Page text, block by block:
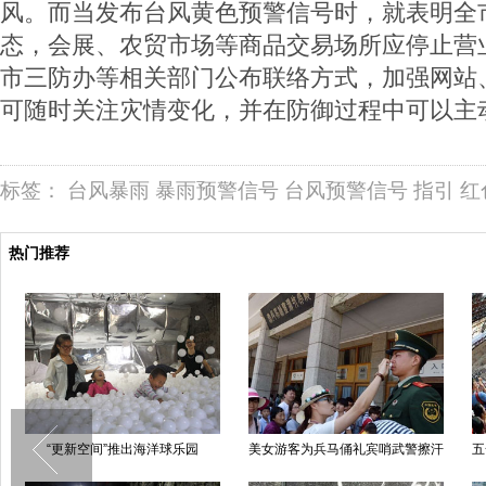
风。而当发布台风黄色预警信号时，就表明
态，会展、农贸市场等商品交易场所应停止
市三防办等相关部门公布联络方式，加强网
可随时关注灾情变化，并在防御过程中可以
标签： 台风暴雨 暴雨预警信号 台风预警信号 指引 红
热门推荐
“更新空间”推出海洋球乐园 美女游客为兵马俑礼宾哨武警擦汗